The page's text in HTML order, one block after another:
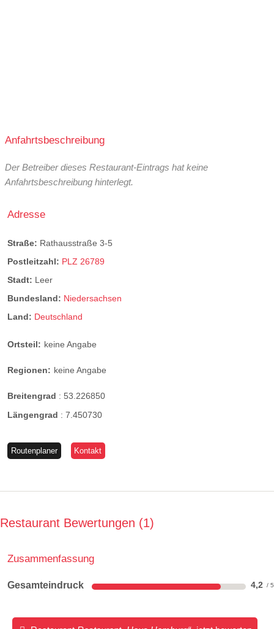
Anfahrtsbeschreibung
Der Betreiber dieses Restaurant-Eintrags hat keine
Anfahrtsbeschreibung hinterlegt.
Adresse
Straße: Rathausstraße 3-5
Postleitzahl: PLZ 26789
Stadt: Leer
Bundesland: Niedersachsen
Land: Deutschland
Ortsteil: keine Angabe
Regionen: keine Angabe
Breitengrad : 53.226850
Längengrad : 7.450730
Routenplaner Kontakt
Restaurant Bewertungen 1
Zusammenfassung
Gesamteindruck 4,2